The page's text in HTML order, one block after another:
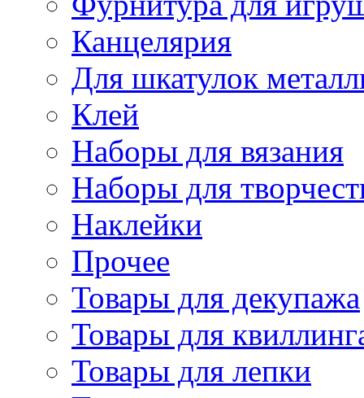
Канцелярия
Для шкатулок
Клей
Наборы для вязания
Наборы для
Наклейки
Прочее
Товары для декупажа
Товары для
Товары для лепки